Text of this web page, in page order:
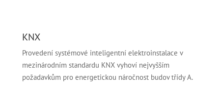
KNX
Provedení systémové inteligentní elektroinstalace v
mezinárodním standardu KNX vyhoví nejvyšším
požadavkům pro energetickou náročnost budov třídy A.